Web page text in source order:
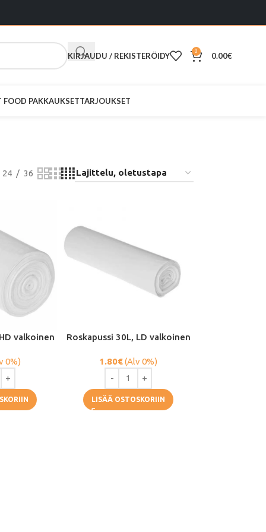
KIRJAUDU / REKISTERÖIDY 0 0.00€
FOOD PAKKAUKSETTARJOUKSET
24 36
valkoinen
0%)
Roskapussi 30L, LD valkoinen
1.80€(Alv 0%)
LISÄÄ OSTOSKORIIN